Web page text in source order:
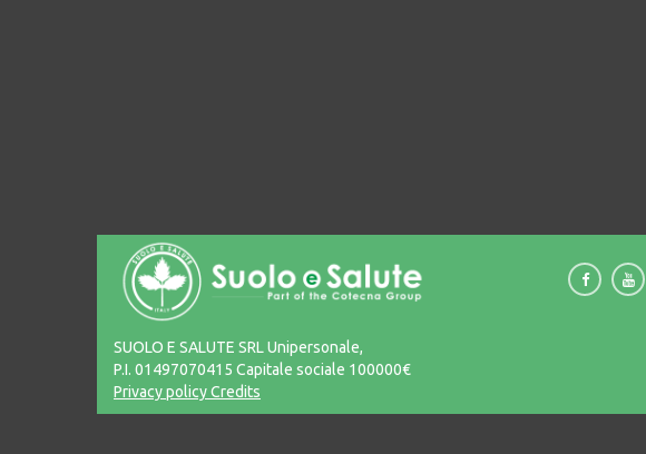
SUOLO E SALUTE SRL Unipersonale,
P.I. 01497070415 Capitale sociale 100000€
Privacy policyCredits